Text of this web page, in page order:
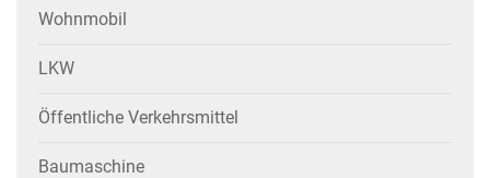
Wohnmobil
LKW
Öffentliche Verkehrsmittel
Baumaschine